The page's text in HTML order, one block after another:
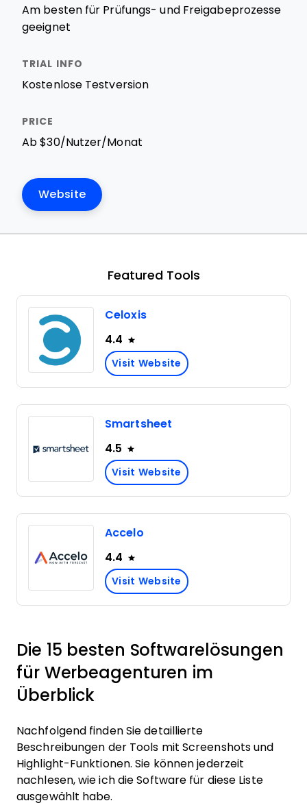
Am besten für Prüfungs- und Freigabeprozesse
geeignet
Kostenlose Testversion
Ab $30/Nutzer/Monat
Website
Featured Tools
Celoxis
4.4
Visit Website
Smartsheet
4.5
Visit Website
Accelo
4.4
Visit Website
Die 15 besten Softwarelösungen
für Werbeagenturen im
Überblick
Nachfolgend finden Sie detaillierte
Beschreibungen der Tools mit Screenshots und
Highlight-Funktionen. Sie können jederzeit
nachlesen, wie ich die Software für diese Liste
ausgewählt habe.